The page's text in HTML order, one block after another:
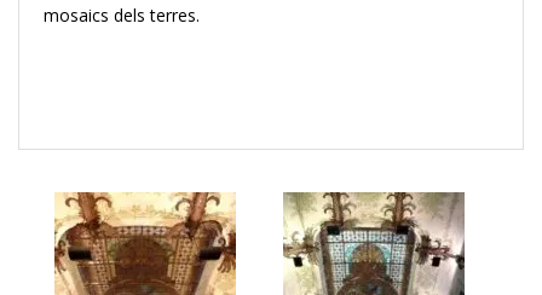
mosaics dels terres.